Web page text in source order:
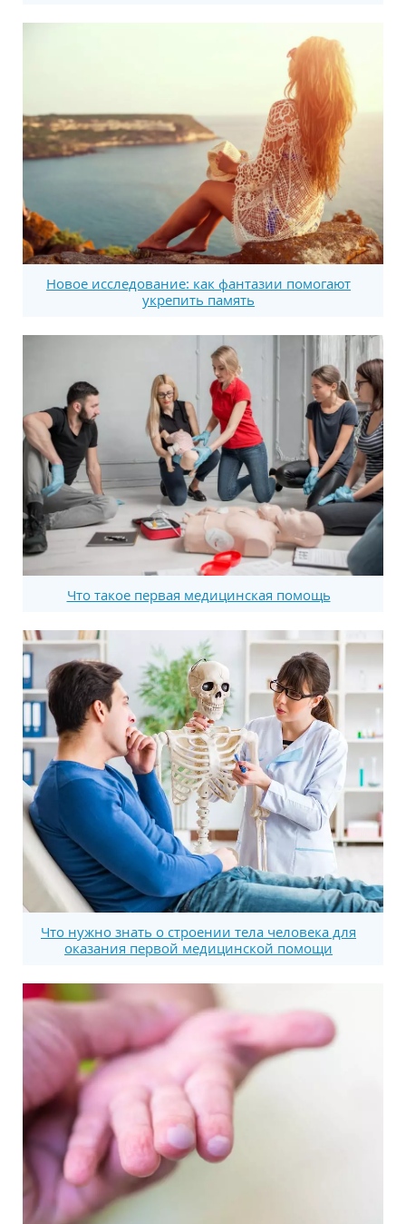
Новое исследование: как фантазии помогают
укрепить память
Что такое первая медицинская помощь
Что нужно знать о строении тела человека для
оказания первой медицинской помощи